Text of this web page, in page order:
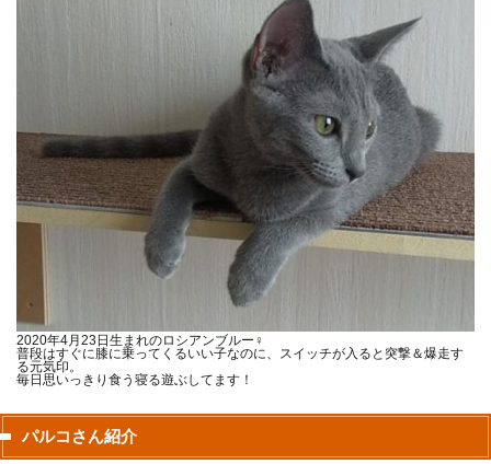
2020年4月23日生まれのロシアンブルー♀
普段はすぐに膝に乗ってくるいい子なのに、スイッチが入ると突撃＆爆走す
る元気印。
毎日思いっきり食う寝る遊ぶしてます！
パルコさん紹介